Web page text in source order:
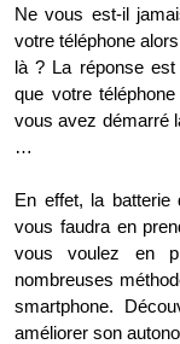
Ne vous est-il
votre téléphone
là ? La réponse
que votre
vous avez démarré
…
En effet, la batterie
vous faudra en
vous voulez en
nombreuses
smartphone.
améliorer son